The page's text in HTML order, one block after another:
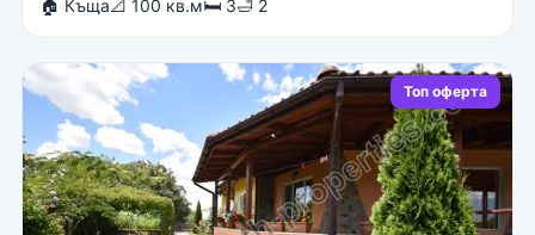
🏠 Къща📐 100 кв.м🛏 3🛁 2
Топ оферта